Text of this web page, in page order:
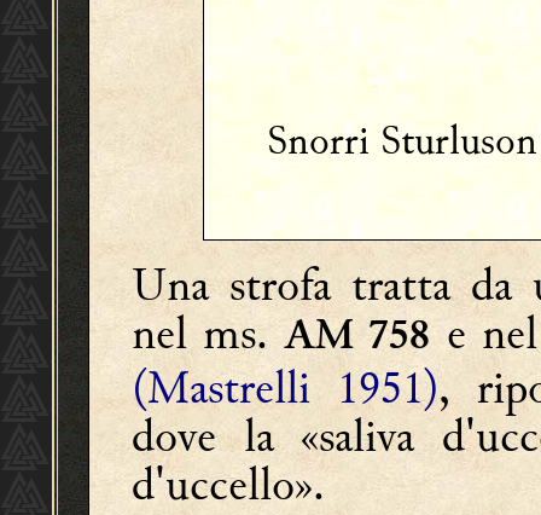
Snorri
Una strofa tratta da
nel ms.AM 758 e
(Mastrelli 1951),
dove la «saliva
d'uccello».